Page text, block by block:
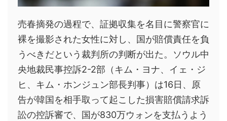
売春摘発の過程で、証拠収集を名目に警察官に
裸を撮影された女性に対し、国が賠償責任を負
うべきだという裁判所の判断が出た。ソウル中
央地裁民事控訴2-2部（キム・ヨナ、イェ・ジ
ヒ、キム・ホンジュン部長判事）は16日、原
告が韓国を相手取って起こした損害賠償請求訴
訟の控訴審で、国が830万ウォンを支払うよう